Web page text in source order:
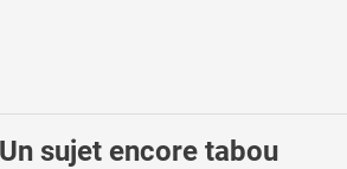
sujet encore tabou